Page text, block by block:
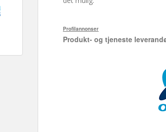
Profilannonser
Produkt- og tjeneste